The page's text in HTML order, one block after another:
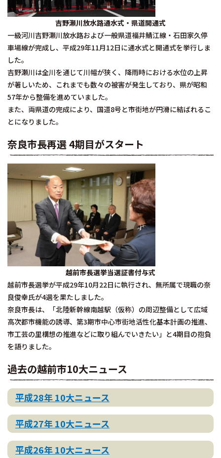
吉野瀬川放水路通水式・県道開通式
一級河川吉野瀬川放水路および一般県道福井鯖江線・石田家久停
車場線が完成し、平成29年11月12日に通水式と開通式を挙行しま
した。
吉野瀬川は全川を通じて川幅が狭く、降雨時における水位の上昇
が著しいため、これまでも数々の被害が発生しており、県が昭和
57年から整備を進めていました。
また、両県道の完成により、国道8号と市街地が円滑に結ばれるこ
とになりました。
奈良市長再選 4期目がスタート
越前市長選挙当選証書付与式
越前市長選挙が平成29年10月22日に執行され、無所属で現職の奈
良俊幸氏が4選を果たしました。
奈良市長は、「北陸新幹線南越駅（仮称）の周辺整備として広域
高次都市機能の誘導、第3期市中心市街地活性化基本計画の推進、
市工芸の里構想の推進などに取り組んでいきたい」と4期目の抱負
を語りました。
過去の越前市10大ニュース
平成28年 10大ニュース
平成27年 10大ニュース
平成26年 10大ニュース